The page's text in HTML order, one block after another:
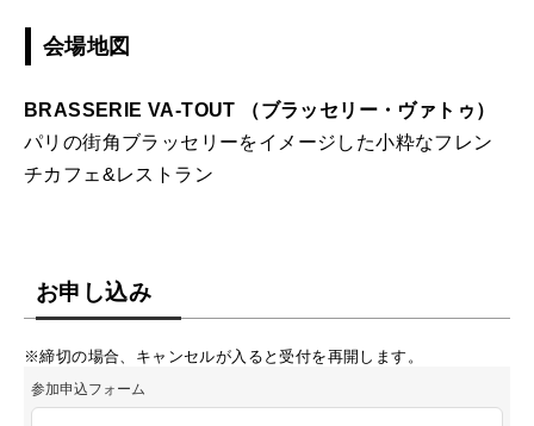
会場地図
BRASSERIE VA-TOUT （ブラッセリー・ヴァトゥ）
パリの街角ブラッセリーをイメージした小粋なフレン
チカフェ&レストラン
お申し込み
※締切の場合、キャンセルが入ると受付を再開します。